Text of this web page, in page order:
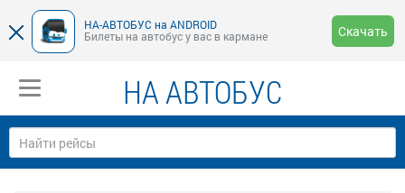
НА-АВТОБУС на ANDROID
Билеты на автобус у вас в кармане
Скачать
НА АВТОБУС